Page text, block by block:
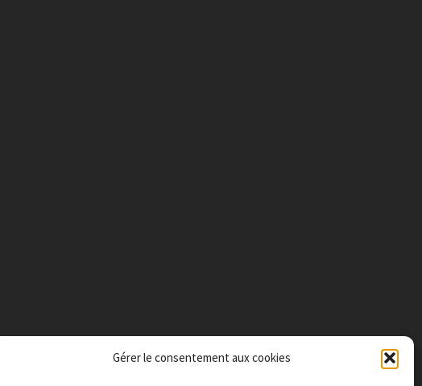
Gérer le consentement aux cookies